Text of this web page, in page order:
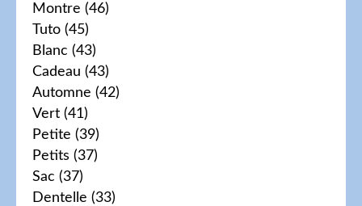
Montre (46)
Tuto (45)
Blanc (43)
Cadeau (43)
Automne (42)
Vert (41)
Petite (39)
Petits (37)
Sac (37)
Dentelle (33)